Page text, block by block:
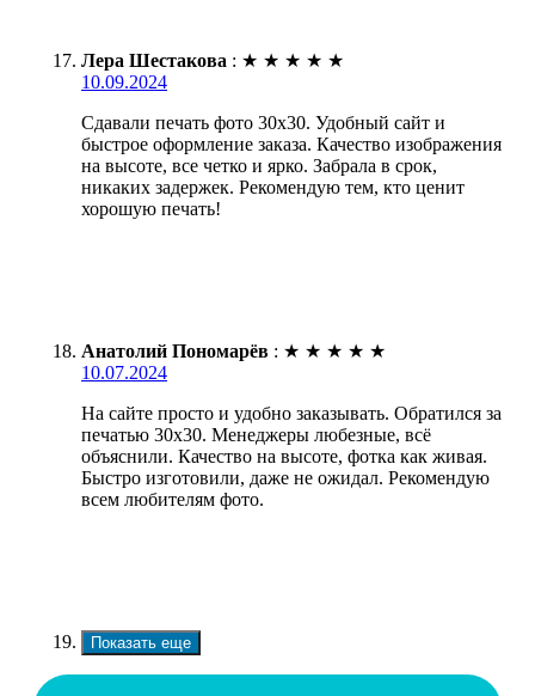
Лера Шестакова : ★ ★ ★ ★ ★
10.09.2024
Сдавали печать фото 30х30. Удобный сайт и
быстрое оформление заказа. Качество изображения
на высоте, все четко и ярко. Забрала в срок,
никаких задержек. Рекомендую тем, кто ценит
хорошую печать!
Анатолий Пономарёв : ★ ★ ★ ★ ★
10.07.2024
На сайте просто и удобно заказывать. Обратился за
печатью 30х30. Менеджеры любезные, всё
объяснили. Качество на высоте, фотка как живая.
Быстро изготовили, даже не ожидал. Рекомендую
всем любителям фото.
Показать еще